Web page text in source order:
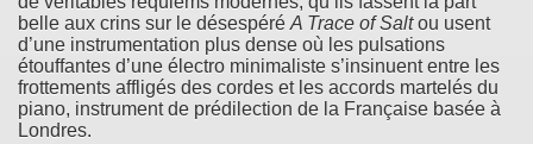
belle aux crins sur le désespéré A Trace of Saltou usent
d’une instrumentation plus dense où les pulsations
étouffantes d’une électro minimaliste s’insinuent entre les
frottements affligés des cordes et les accords martelés du
piano, instrument de prédilection de la Française basée à
Londres.